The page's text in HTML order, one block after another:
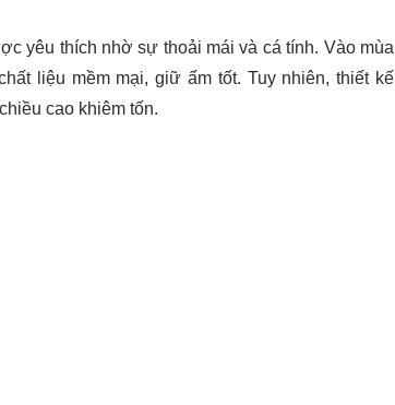
yêu thích nhờ sự thoải mái và cá tính. Vào mùa
liệu mềm mại, giữ ấm tốt. Tuy nhiên, thiết kế
cao khiêm tốn.